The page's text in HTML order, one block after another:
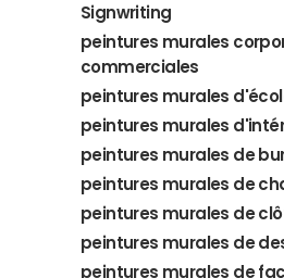
Signwriting
peintures murales
commerciales
peintures murales
peintures murales
peintures murales de
peintures murales de
peintures murales de
peintures murales de
peintures murales de